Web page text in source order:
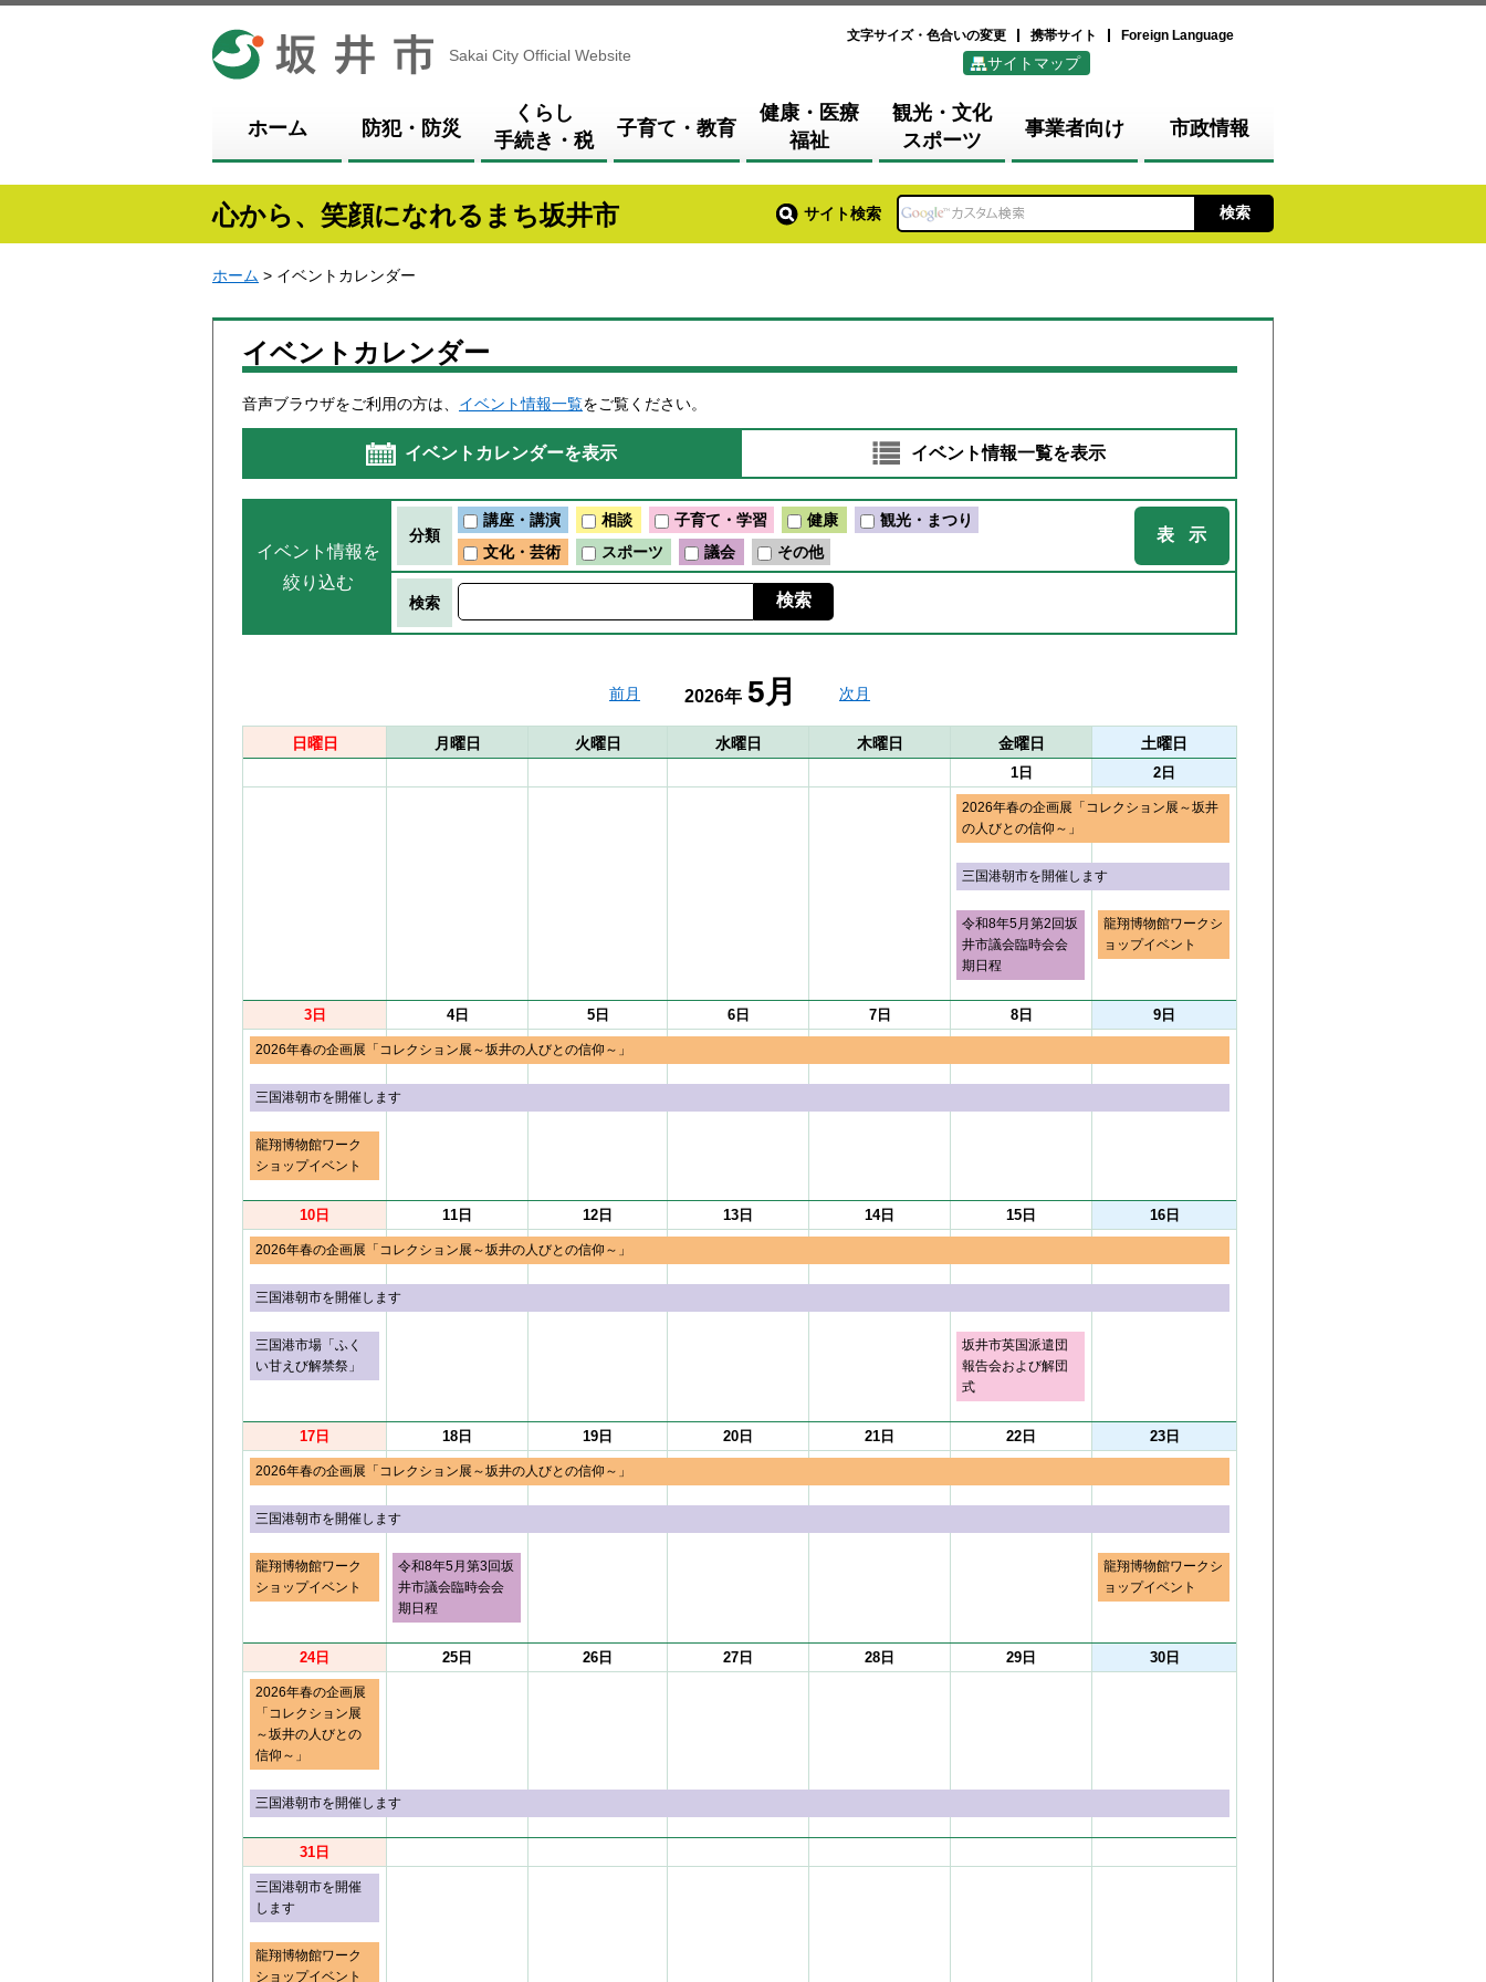
坂井市
Sakai City Official Website
文字サイズ・色合いの変更 携帯サイト Foreign Language
サイトマップ
ホーム 防犯・防災
くらし
手続き・税
子育て・教育
健康・医療
福祉
観光・文化
スポーツ
事業者向け 市政情報
心から、笑顔になれるまち坂井市 サイト検索
ホーム > イベントカレンダー
イベントカレンダー
音声ブラウザをご利用の方は、 イベント情報一覧をご覧ください。
イベントカレンダーを表示 イベント情報一覧を表示
イベント情報を
絞り込む
分類
講座・講演 相談 子育て・学習 健康
観光・まつり
文化・芸術
スポーツ 議会 その他
検索
前月 2026年 5月 次月
日曜日 月曜日 火曜日 水曜日 木曜日 金曜日 土曜日
1日 2日
2026年春の企画展「コレクション展～坂井
の人びとの信仰～」
三国港朝市を開催します
令和8年5月第2回坂
井市議会臨時会会
期日程
龍翔博物館ワークシ
ョップイベント
3日 4日 5日 6日 7日 8日 9日
2026年春の企画展「コレクション展～坂井の人びとの信仰～」
三国港朝市を開催します
龍翔博物館ワーク
ショップイベント
10日 11日 12日 13日 14日 15日 16日
2026年春の企画展「コレクション展～坂井の人びとの信仰～」
三国港朝市を開催します
三国港市場「ふく
い甘えび解禁祭」
坂井市英国派遣団
報告会および解団
式
17日 18日 19日 20日 21日 22日 23日
2026年春の企画展「コレクション展～坂井の人びとの信仰～」
三国港朝市を開催します
龍翔博物館ワーク
ショップイベント
令和8年5月第3回坂
井市議会臨時会会
期日程
龍翔博物館ワークシ
ョップイベント
24日 25日 26日 27日 28日 29日 30日
2026年春の企画展
「コレクション展
～坂井の人びとの
信仰～」
三国港朝市を開催します
31日
三国港朝市を開催
します
龍翔博物館ワーク
ショップイベント